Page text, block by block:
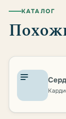
КАТАЛОГ